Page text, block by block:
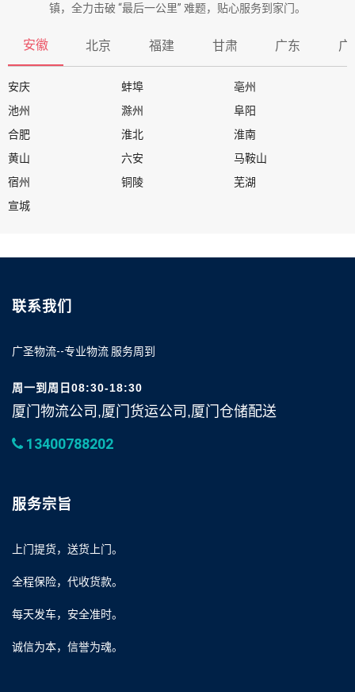
镇，全力击破 “最后一公里” 难题，贴心服务到家门。
安徽 北京 福建 甘肃 广东 广
安庆 蚌埠
亳州
池州
滁州
阜阳
合肥
淮北
淮南
黄山
六安
马鞍山
宿州
铜陵
芜湖
宣城
联系我们
广圣物流--专业物流 服务周到
周一到周日08:30-18:30
厦门物流公司,厦门货运公司,厦门仓储配送
13400788202
服务宗旨
上门提货，送货上门。
全程保险，代收货款。
每天发车，安全准时。
诚信为本，信誉为魂。